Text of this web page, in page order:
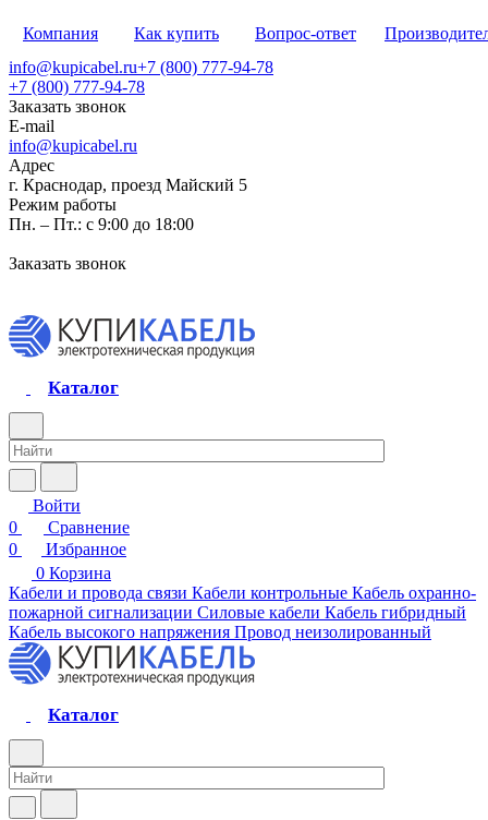
Компания Как купить Вопрос-ответ
info@kupicabel.ru+7 (800) 777-94-78
+7 (800) 777-94-78
Заказать звонок
E-mail
info@kupicabel.ru
Адрес
г. Краснодар, проезд Майский 5
Режим работы
Пн. – Пт.: с 9:00 до 18:00
Заказать звонок
Каталог
Войти
0
Сравнение
0
Избранное
0 Корзина
Кабели и провода связи Кабели контрольные Кабель охранно-
пожарной сигнализации Силовые кабели Кабель гибридный
Кабель высокого напряжения Провод неизолированный
Каталог